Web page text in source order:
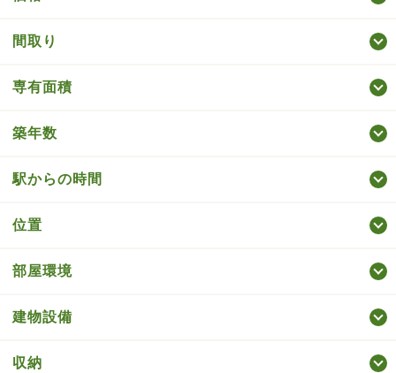
間取り
専有面積
築年数
駅からの時間
位置
部屋環境
建物設備
収納